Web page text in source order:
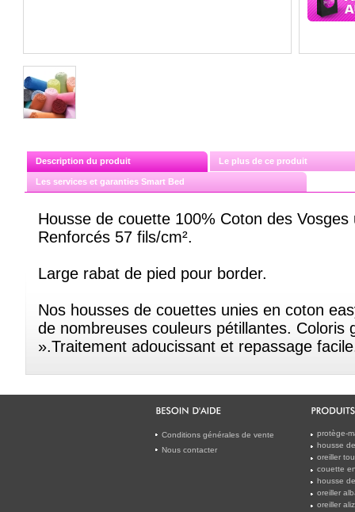
Description du produit Le plus de ce produit
Les services et garanties Smart Bed
Housse de couette 100% Coton des
Renforcés 57 fils/cm².
Large rabat de pied pour border.
Nos housses de couettes unies en coton
de nombreuses couleurs pétillantes. Coloris
».Traitement adoucissant et repassage
Conditions générales de vente
Nous contacter
protège-
housse
oreiller
couette
housse
oreiller
oreiller